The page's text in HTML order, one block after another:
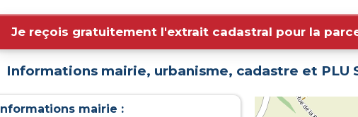
Je reçois gratuitement l'extrait cadastral pour la
Informations mairie, urbanisme, cadastre et PLU
Informations mairie :